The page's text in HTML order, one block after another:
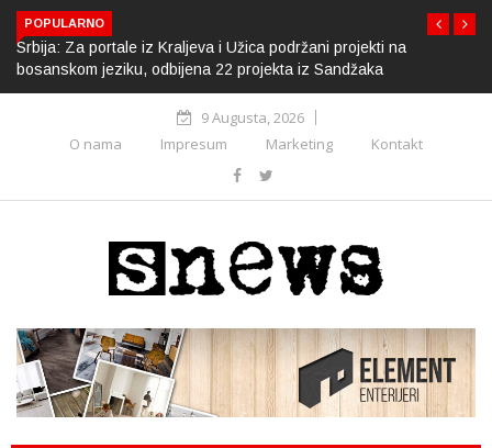
POPULARNO
Srbija: Za portale iz Kraljeva i Užica podržani projekti na
bosanskom jeziku, odbijena 22 projekta iz Sandžaka
9 Augusta, 2026
O nama
Impresum Marketing Kontakt